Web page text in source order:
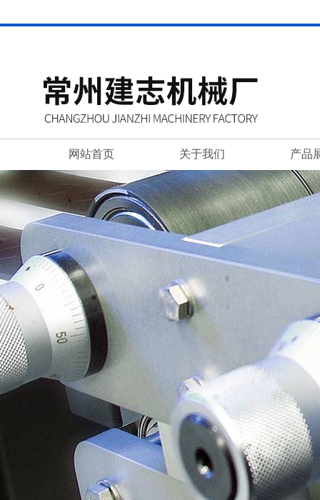
网站首页 关于我们 产品